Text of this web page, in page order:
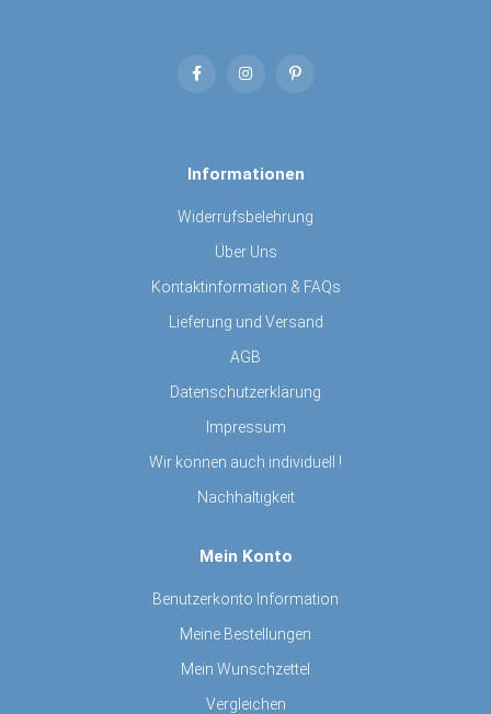
Informationen
Widerrufsbelehrung
Über Uns
Kontaktinformation & FAQs
Lieferung und Versand
AGB
Datenschutzerklärung
Impressum
Wir können auch individuell !
Nachhaltigkeit
Mein Konto
Benutzerkonto Information
Meine Bestellungen
Mein Wunschzettel
Vergleichen